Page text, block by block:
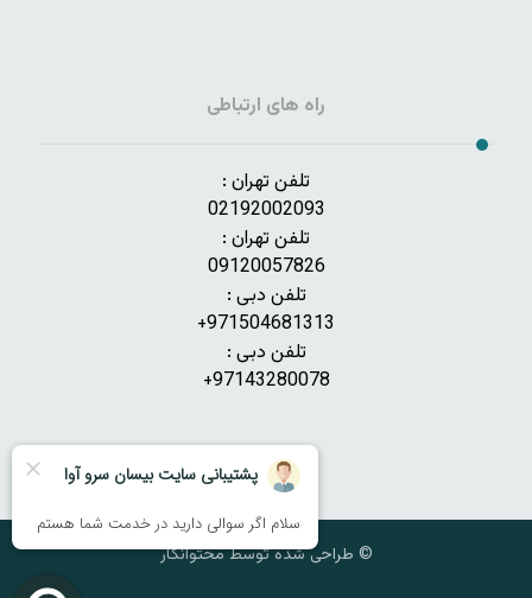
راه های ارتباطی
تلفن تهران :
02192002093
تلفن تهران :
09120057826
تلفن دبی :
971504681313+
تلفن دبی :
97143280078+
© طراحی شده توسط محتوانگار